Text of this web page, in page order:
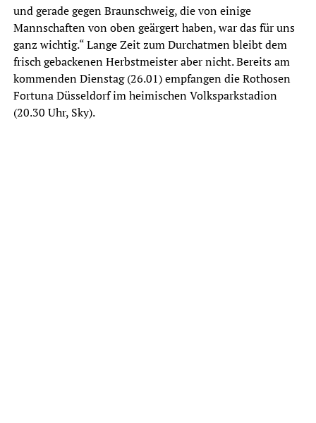
und gerade gegen Braunschweig, die von einige
Mannschaften von oben geärgert haben, war das für uns
ganz wichtig.“ Lange Zeit zum Durchatmen bleibt dem
frisch gebackenen Herbstmeister aber nicht. Bereits am
kommenden Dienstag (26.01) empfangen die Rothosen
Fortuna Düsseldorf im heimischen Volksparkstadion
(20.30 Uhr, Sky).